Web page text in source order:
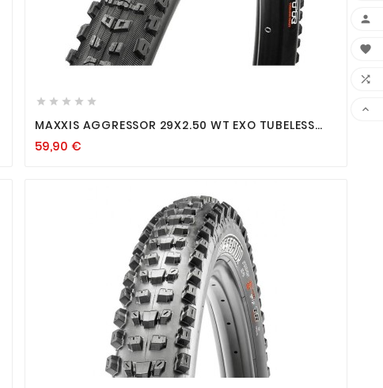

    
MAXXIS AGGRESSOR 29X2.50 WT EXO TUBELESS
59,90 €
   



